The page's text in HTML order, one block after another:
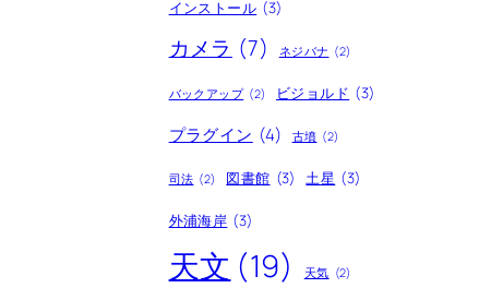
インストール (3)
カメラ (7) ネジバナ (2)
バックアップ (2) ビジョルド (3)
プラグイン (4) 古墳 (2)
司法 (2) 図書館 (3) 土星 (3)
外浦海岸 (3)
天文 (19) 天気 (2)